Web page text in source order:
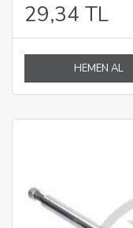
29,34 TL
HEMEN AL